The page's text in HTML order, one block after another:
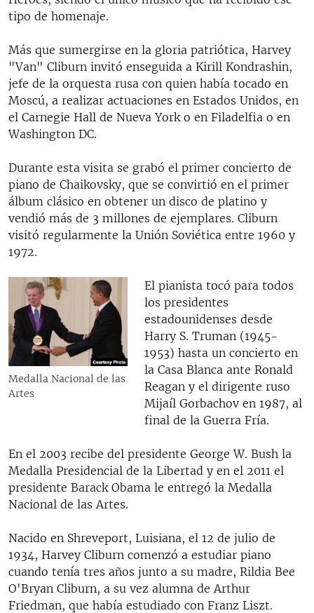
tipo de homenaje.
Más que sumergirse en la gloria patriótica, Harvey
"Van" Cliburn invitó enseguida a Kirill Kondrashin,
jefe de la orquesta rusa con quien había tocado en
Moscú, a realizar actuaciones en Estados Unidos, en
el Carnegie Hall de Nueva York o en Filadelfia o en
Washington DC.
Durante esta visita se grabó el primer concierto de
piano de Chaikovsky, que se convirtió en el primer
álbum clásico en obtener un disco de platino y
vendió más de 3 millones de ejemplares. Cliburn
visitó regularmente la Unión Soviética entre 1960 y
1972.
Medalla Nacional de las
Artes
El pianista tocó para todos
los presidentes
estadounidenses desde
Harry S. Truman (1945-
1953) hasta un concierto en
la Casa Blanca ante Ronald
Reagan y el dirigente ruso
Mijaíl Gorbachov en 1987, al
final de la Guerra Fría.
En el 2003 recibe del presidente George W. Bush la
Medalla Presidencial de la Libertad y en el 2011 el
presidente Barack Obama le entregó la Medalla
Nacional de las Artes.
Nacido en Shreveport, Luisiana, el 12 de julio de
1934, Harvey Cliburn comenzó a estudiar piano
cuando tenía tres años junto a su madre, Rildia Bee
O'Bryan Cliburn, a su vez alumna de Arthur
Friedman, que había estudiado con Franz Liszt.